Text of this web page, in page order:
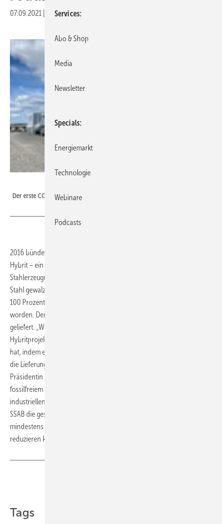
07.09.2021 Veröffentlicht in
Der erste CO 2 -freie Stahl frisch aus dem Werk.
2016 bündelten SSAB, LKAB und Vattenfall ihre Kräfte und gründeten
Hybrit – ein gemeinsames Projekt, das auf eine Revolution bei der
Stahlerzeugung abzielt. Gerade hat SSAB Oxelösund nun den ersten
Stahl gewalzt, der mit Hybrittechnik hergestellt wurde. Damit ist er zu
100 Prozent mit Wasserstoff anstelle von Kohle und Koks reduziert
worden. Der Stahl wird nun an den ersten Kunden, die Volvo Group,
geliefert. „Wir freuen uns außerordentlich, dass unser gemeinsames
Hybritprojekt erneut einen entscheidenden Schritt vorwärts gemacht
hat, indem es SSAB die Produktion des ersten fossilfreien Stahls und
die Lieferung an den Kunden ermöglicht hat“, erklärt Anna Borg,
Präsidentin und CEO von Vattenfall. Ziel ist es, ab 2026 den Markt mit
fossilfreiem Stahl zu beliefern und die Nutzung der Technik im
industriellen Maßstab zu demonstrieren. Dank Hybrittechnik wird
SSAB die gesamten Kohlendioxidemissionen Schwedens um
mindestens zehn Prozent und Finnlands um sieben Prozent
reduzieren können.
Tags
Services
Abo & Shop
Media
Newsletter
Specials
Energiemarkt
Technologie
Webinare
Podcasts